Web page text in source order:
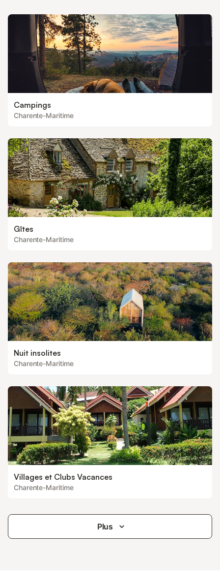
Campings
Charente-Maritime
Gîtes
Charente-Maritime
Nuit insolites
Charente-Maritime
Villages et Clubs Vacances
Charente-Maritime
Plus